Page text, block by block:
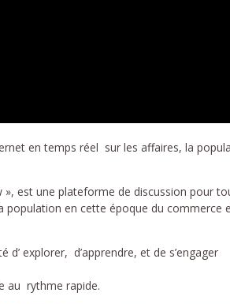
en temps réel sur les affaires, la
est une plateforme de discussion pour
population en cette époque du commerce
explorer, d’apprendre, et de s’engager
au rythme rapide.